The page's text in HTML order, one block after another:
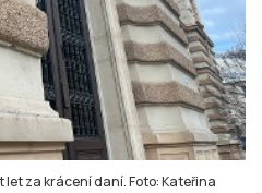
let za krácení daní. Foto: Kateřina